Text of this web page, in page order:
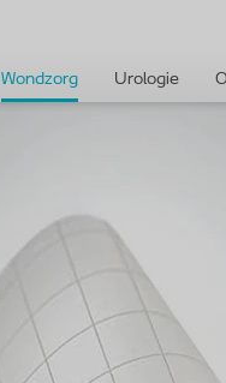
Wondzorg Urologie